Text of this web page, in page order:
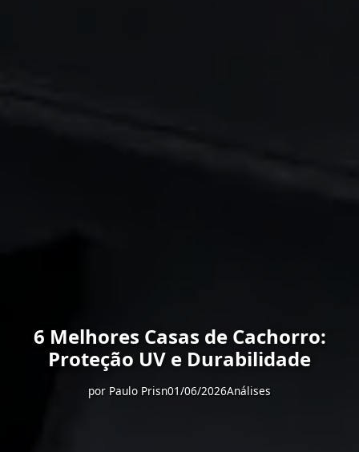
6 Melhores Casas de Cachorro:
Proteção UV e Durabilidade
por Paulo Prisn01/06/2026Análises